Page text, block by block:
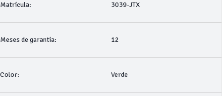
Matrícula: 3039-JTX
Meses de garantía: 12
Color: Verde